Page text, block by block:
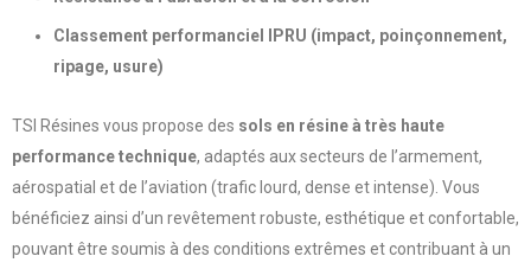
Classement performanciel IPRU (impact, poinçonnement,
ripage, usure)
TSI Résines vous propose des sols en résine à très haute
performance technique, adaptés aux secteurs de l’armement,
aérospatial et de l’aviation (trafic lourd, dense et intense). Vous
bénéficiez ainsi d’un revêtement robuste, esthétique et confortable,
pouvant être soumis à des conditions extrêmes et contribuant à un